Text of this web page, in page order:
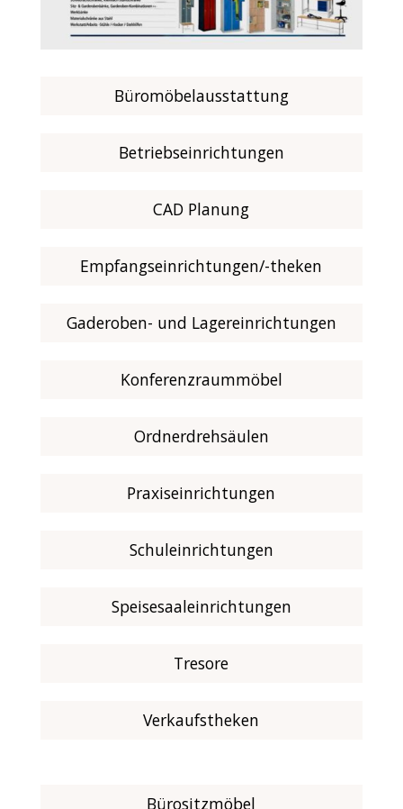
Büromöbelausstattung
Betriebseinrichtungen
CAD Planung
Empfangseinrichtungen/-theken
Gaderoben- und Lagereinrichtungen
Konferenzraummöbel
Ordnerdrehsäulen
Praxiseinrichtungen
Schuleinrichtungen
Speisesaaleinrichtungen
Tresore
Verkaufstheken
Bürositzmöbel